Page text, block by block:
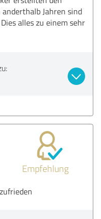
Jahren sind
alles zu einem sehr
Empfehlung